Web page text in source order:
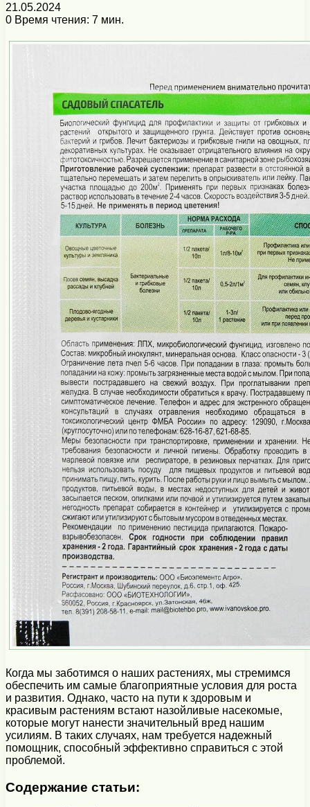
21.05.2024
0 Время чтения: 7 мин.
Когда мы заботимся о наших растениях, мы стремимся
обеспечить им самые благоприятные условия для роста
и развития. Однако, часто на пути к здоровым и
красивым растениям встают назойливые насекомые,
которые могут нанести значительный вред нашим
усилиям. В таких случаях, нам требуется надежный
помощник, способный эффективно справиться с этой
проблемой.
Содержание статьи: